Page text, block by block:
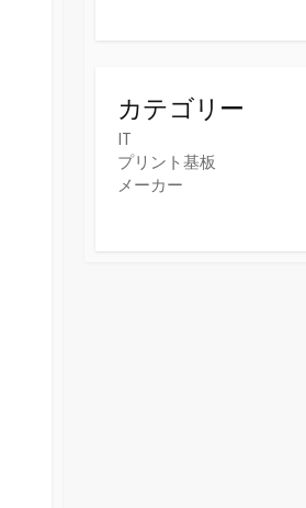
カテゴリー
IT
プリント基板
メーカー